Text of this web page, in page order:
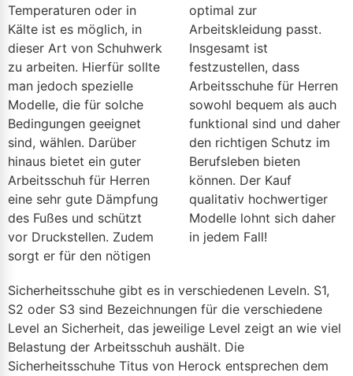
Temperaturen oder in
Kälte ist es möglich, in
dieser Art von Schuhwerk
zu arbeiten. Hierfür sollte
man jedoch spezielle
Modelle, die für solche
Bedingungen geeignet
sind, wählen. Darüber
hinaus bietet ein guter
Arbeitsschuh für Herren
eine sehr gute Dämpfung
des Fußes und schützt
vor Druckstellen. Zudem
sorgt er für den nötigen
optimal zur
Arbeitskleidung passt.
Insgesamt ist
festzustellen, dass
Arbeitsschuhe für Herren
sowohl bequem als auch
funktional sind und daher
den richtigen Schutz im
Berufsleben bieten
können. Der Kauf
qualitativ hochwertiger
Modelle lohnt sich daher
in jedem Fall!
Sicherheitsschuhe gibt es in verschiedenen Leveln. S1,
S2 oder S3 sind Bezeichnungen für die verschiedene
Level an Sicherheit, das jeweilige Level zeigt an wie viel
Belastung der Arbeitsschuh aushält. Die
Sicherheitsschuhe Titus von Herock entsprechen dem